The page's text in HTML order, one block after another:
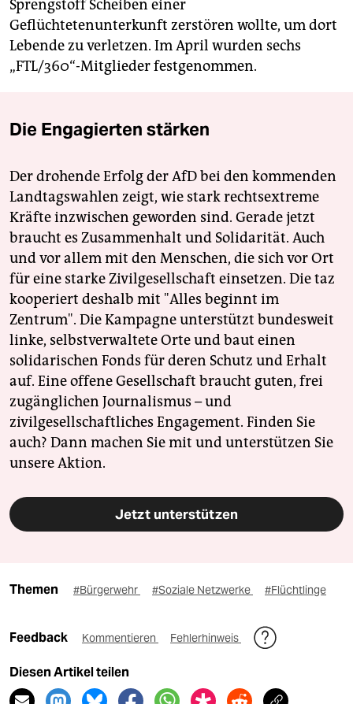
Sprengstoff Scheiben einer
Geflüchtetenunterkunft zerstören wollte, um dort
Lebende zu verletzen. Im April wurden sechs
„FTL/360“-Mitglieder festgenommen.
Die Engagierten stärken
Der drohende Erfolg der AfD bei den kommenden
Landtagswahlen zeigt, wie stark rechtsextreme
Kräfte inzwischen geworden sind. Gerade jetzt
braucht es Zusammenhalt und Solidarität. Auch
und vor allem mit den Menschen, die sich vor Ort
für eine starke Zivilgesellschaft einsetzen. Die taz
kooperiert deshalb mit "Alles beginnt im
Zentrum". Die Kampagne unterstützt bundesweit
linke, selbstverwaltete Orte und baut einen
solidarischen Fonds für deren Schutz und Erhalt
auf. Eine offene Gesellschaft braucht guten, frei
zugänglichen Journalismus – und
zivilgesellschaftliches Engagement. Finden Sie
auch? Dann machen Sie mit und unterstützen Sie
unsere Aktion.
Jetzt unterstützen
Themen #Bürgerwehr #Soziale Netzwerke #Flüchtlinge
Feedback Kommentieren Fehlerhinweis
Diesen Artikel teilen